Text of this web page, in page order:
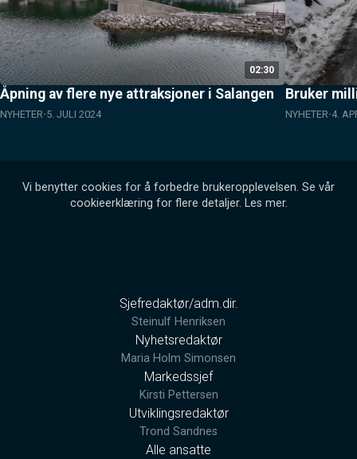
02:30
Åpning av flere nye attraksjoner i Salangen
NYHETER 5. JULI 2024
Bruker
NYHETER 4.
Vi benytter cookies for å forbedre brukeropplevelsen. Se vår
cookieerklæring for flere detaljer. Les mer.
Sjefredaktør/adm.dir.
Steinulf Henriksen
Nyhetsredaktør
Maria Holm Simonsen
Markedssjef
Kirsti Pettersen
Utviklingsredaktør
Trond Sandnes
Alle ansatte